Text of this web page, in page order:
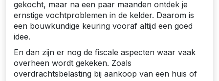
gekocht, maar na een paar maanden ontdek je
ernstige vochtproblemen in de kelder. Daarom is
een bouwkundige keuring vooraf altijd een goed
idee.
En dan zijn er nog de fiscale aspecten waar vaak
overheen wordt gekeken. Zoals
overdrachtsbelasting bij aankoop van een huis of